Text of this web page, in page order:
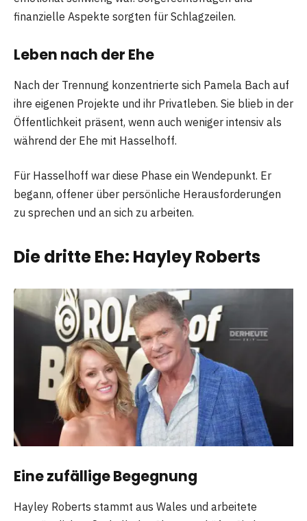
finanzielle Aspekte sorgten für Schlagzeilen.
Leben nach der Ehe
Nach der Trennung konzentrierte sich Pamela Bach auf
ihre eigenen Projekte und ihr Privatleben. Sie blieb in der
Öffentlichkeit präsent, wenn auch weniger intensiv als
während der Ehe mit Hasselhoff.
Für Hasselhoff war diese Phase ein Wendepunkt. Er
begann, offener über persönliche Herausforderungen
zu sprechen und an sich zu arbeiten.
Die dritte Ehe: Hayley Roberts
Eine zufällige Begegnung
Hayley Roberts stammt aus Wales und arbeitete